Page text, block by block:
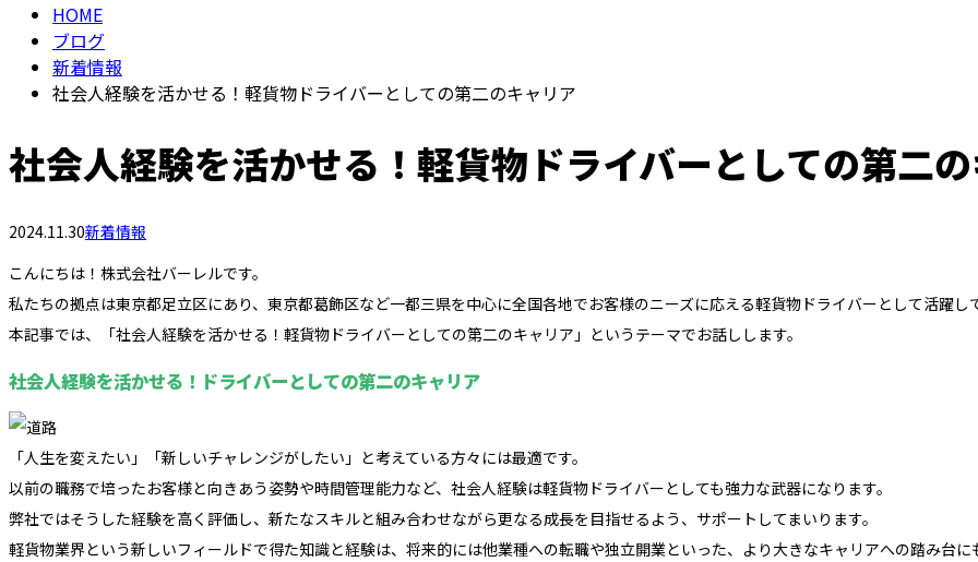
HOME
ブログ
新着情報
社会人経験を活かせる！軽貨物ドライバーとしての第二のキャリア
社会人経験を活かせる！軽貨物ドライバーとしての第二
2024.11.30新着情報
こんにちは！株式会社バーレルです。
私たちの拠点は東京都足立区にあり、東京都葛飾区など一都三県を中心に全国各地でお客様のニーズに応える軽貨物ドライバーとして活躍し
本記事では、「社会人経験を活かせる！軽貨物ドライバーとしての第二のキャリア」というテーマでお話しします。
社会人経験を活かせる！ドライバーとしての第二のキャリア
「人生を変えたい」「新しいチャレンジがしたい」と考えている方々には最適です。
以前の職務で培ったお客様と向きあう姿勢や時間管理能力など、社会人経験は軽貨物ドライバーとしても強力な武器になります。
弊社ではそうした経験を高く評価し、新たなスキルと組み合わせながら更なる成長を目指せるよう、サポートしてまいります。
軽貨物業界という新しいフィールドで得た知識と経験は、将来的には他業種への転職や独立開業といった、より大きなキャリアへの踏み台に